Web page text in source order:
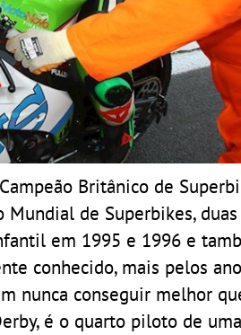
Britânico de
de Superbikes,
em 1995 e 1996 e
conhecido, mais pelos
nunca conseguir melhor
é o quarto piloto de